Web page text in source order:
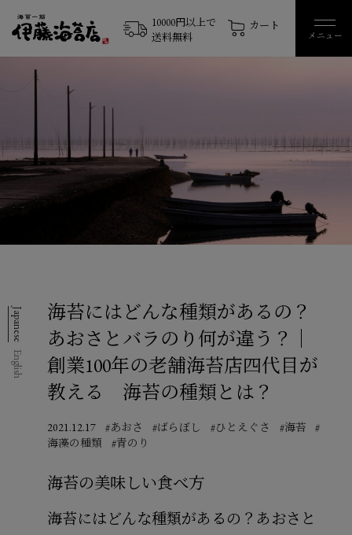
10000円以上で
送料無料
カート
メニュー
海苔にはどんな種類があるの？
あおさとバラのり何が違う？｜
創業100年の老舗海苔店四代目が
教える 海苔の種類とは？
2021.12.17 #あおさ #ばらぼし #ひとえぐさ #海苔
#
海藻の種類
#青のり
海苔の美味しい食べ方
海苔にはどんな種類があるの？あおさと
English
Japanese